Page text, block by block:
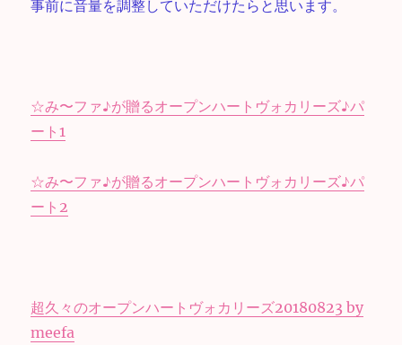
事前に音量を調整していただけたらと思います。
☆み〜ファ♪が贈るオープンハートヴォカリーズ♪パ
ート1
☆み〜ファ♪が贈るオープンハートヴォカリーズ♪パ
ート2
超久々のオープンハートヴォカリーズ20180823 by
meefa